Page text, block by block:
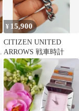
¥ 15,900
CITIZEN UNITED
ARROWS 戦車時計